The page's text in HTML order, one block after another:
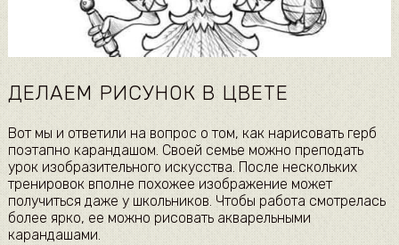
ДЕЛАЕМ РИСУНОК В ЦВЕТЕ
Вот мы и ответили на вопрос о том, как нарисовать герб
поэтапно карандашом. Своей семье можно преподать
урок изобразительного искусства. После нескольких
тренировок вполне похожее изображение может
получиться даже у школьников. Чтобы работа смотрелась
более ярко, ее можно рисовать акварельными
карандашами.